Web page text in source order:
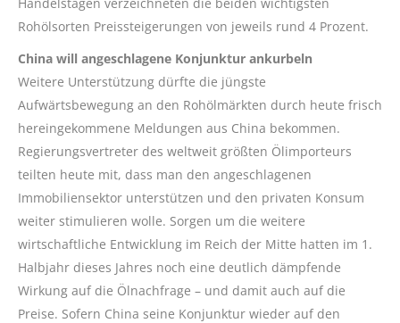
Rohölsorten Preissteigerungen von jeweils rund 4 Prozent.
China will angeschlagene Konjunktur ankurbeln
Weitere Unterstützung dürfte die jüngste
Aufwärtsbewegung an den Rohölmärkten durch heute frisch
hereingekommene Meldungen aus China bekommen.
Regierungsvertreter des weltweit größten Ölimporteurs
teilten heute mit, dass man den angeschlagenen
Immobiliensektor unterstützen und den privaten Konsum
weiter stimulieren wolle. Sorgen um die weitere
wirtschaftliche Entwicklung im Reich der Mitte hatten im 1.
Halbjahr dieses Jahres noch eine deutlich dämpfende
Wirkung auf die Ölnachfrage – und damit auch auf die
Preise. Sofern China seine Konjunktur wieder auf den